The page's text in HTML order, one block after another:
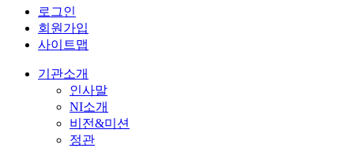
로그인
회원가입
사이트맵
기관소개
인사말
NI소개
비전&미션
정관